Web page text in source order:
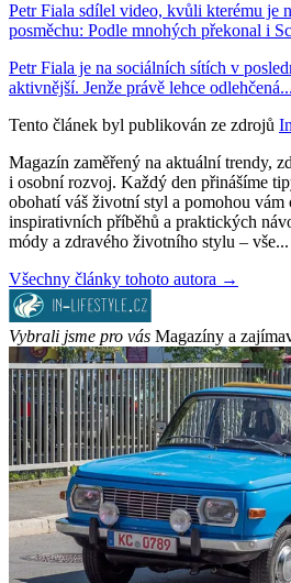
Petr Fiala sdílel video, kvůli kterému je
posměchu: Podle mnohých překonal i
Petr Fiala je na sociálních sítích v
aktivnější. Jenže právě lehce odlehčená...
Tento článek byl publikován ze zdrojů
Magazín zaměřený na aktuální trendy,
i osobní rozvoj. Každý den přinášíme
obohatí váš životní styl a pomohou vám
inspirativních příběhů a praktických
módy a zdravého životního stylu – vše...
Všechny články tohoto autora →
Vybrali jsme pro vás Magazíny a